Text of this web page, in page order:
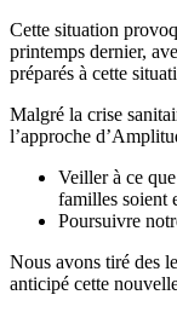
Cette situation
printemps dernier,
préparés à cette
Malgré la crise
l’approche
Veiller à ce
familles soient
Poursuivre
Nous avons tiré des
anticipé cette